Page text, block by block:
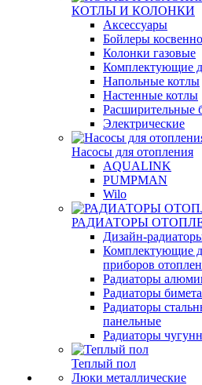
КОТЛЫ И КОЛОНКИ
Аксессуары
Бойлеры
Колонки газовые
Комплектующие
Напольные котлы
Настенные котлы
Расширительные
Электрические
Насосы для отопления
AQUALINK
PUMPMAN
Wilo
РАДИАТОРЫ
Дизайн-
Комплектующие
приборов
Радиаторы
Радиаторы
Радиаторы
панельные
Радиаторы
Теплый пол
Люки металлические